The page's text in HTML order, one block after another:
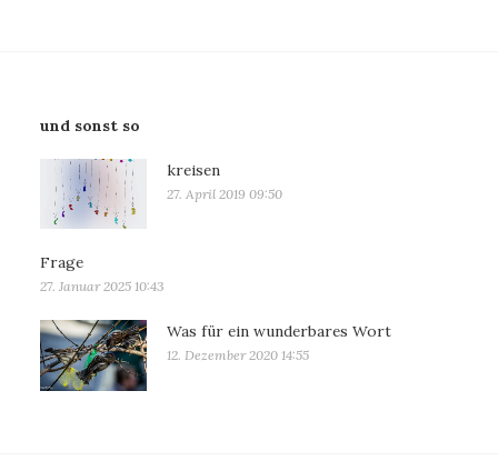
und sonst so
kreisen
27. April 2019 09:50
Frage
27. Januar 2025 10:43
Was für ein wunderbares Wort
12. Dezember 2020 14:55